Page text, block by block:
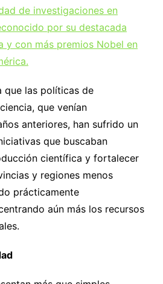
de investigaciones en
por su destacada
y con más premios Nobel en
que las políticas de
que venían
anteriores, han sufrido un
que buscaban
científica y fortalecer
y regiones menos
prácticamente
aún más los recursos